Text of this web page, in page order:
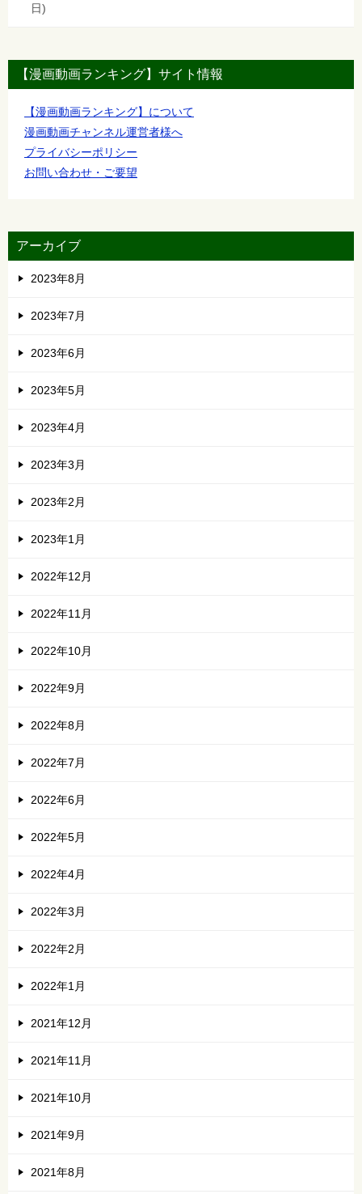
日
【漫画動画ランキング】サイト情報
【漫画動画ランキング】について
漫画動画チャンネル運営者様へ
プライバシーポリシー
お問い合わせ・ご要望
アーカイブ
2023年8月
2023年7月
2023年6月
2023年5月
2023年4月
2023年3月
2023年2月
2023年1月
2022年12月
2022年11月
2022年10月
2022年9月
2022年8月
2022年7月
2022年6月
2022年5月
2022年4月
2022年3月
2022年2月
2022年1月
2021年12月
2021年11月
2021年10月
2021年9月
2021年8月